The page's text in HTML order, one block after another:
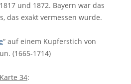
und 1872. Bayern war das
das exakt vermessen wurde.
“ auf einem Kupferstich von
(1665-1714)
34: